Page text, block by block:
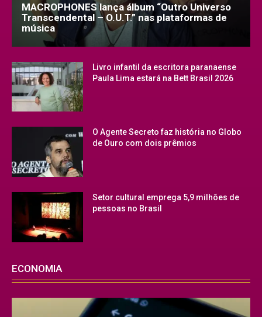
MACROPHONES lança álbum “Outro Universo
Transcendental – O.U.T.” nas plataformas de
música
Livro infantil da escritora paranaense
Paula Lima estará na Bett Brasil 2026
O Agente Secreto faz história no Globo
de Ouro com dois prêmios
Setor cultural emprega 5,9 milhões de
pessoas no Brasil
ECONOMIA